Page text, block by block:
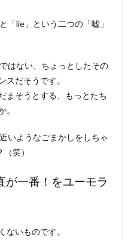
「lie」という二つの「嘘」
はない、ちょっとしたその
スだそうです。
まそうとする、もっとたち
。
いようなごまかしをしちゃ
笑）
が一番！をユーモラ
ないものです。